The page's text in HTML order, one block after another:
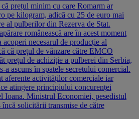
prețul minim cu care Romarm ar
pe kilogram, adică cu 25 de euro mai
al pulberilor din Rezerva de Stat.
românească are în acest moment
necesarul de producție al
că prețul de vânzare către EMCO
prețul de achiziție a pulberei din Serbia,
a ascuns în spatele secretului comercial.
aferente activităților comerciale iar
atingere principiului concurenței
Ioana. Ministrul Economiei, pesedistul
solicitării transmise de către